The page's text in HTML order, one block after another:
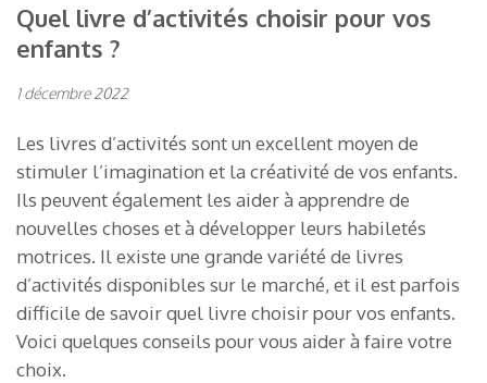
Quel livre d’activités choisir pour vos
enfants ?
1 décembre 2022
Les livres d’activités sont un excellent moyen de
stimuler l’imagination et la créativité de vos enfants.
Ils peuvent également les aider à apprendre de
nouvelles choses et à développer leurs habiletés
motrices. Il existe une grande variété de livres
d’activités disponibles sur le marché, et il est parfois
difficile de savoir quel livre choisir pour vos enfants.
Voici quelques conseils pour vous aider à faire votre
choix.